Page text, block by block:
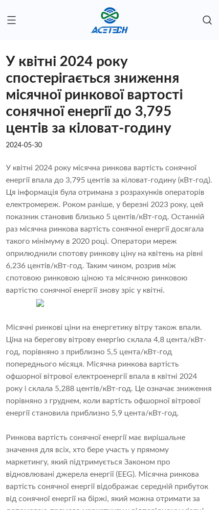
У квітні 2024 року
спостерігається зниження
місячної ринкової вартості
сонячної енергії до 3,795
центів за кіловат-годину
2024-05-30
У квітні 2024 року місячна ринкова вартість сонячної
енергії впала до 3,795 центів за кіловат-годину (кВт-год).
Ця інформація була отримана з розрахунків операторів
електромереж. Роком раніше, у березні 2023 року, цей
показник становив близько 5 центів/кВт-год. Останній
раз місячна ринкова вартість сонячної енергії досягала
такого мінімуму в 2020 році. Оператори мереж
оприлюднили спотову ринкову ціну на квітень на рівні
6,236 центів/кВт-год. Таким чином, розрив між
спотовою ринковою ціною та місячною ринковою
вартістю сонячної енергії знову зріс у квітні.
Місячні ринкові ціни на енергетику вітру також впали.
Ціна на берегову вітрову енергію склала 4,8 цента/кВт-
год, порівняно з приблизно 5,5 цента/кВт-год
попереднього місяця. Місячна ринкова вартість
офшорної вітрової електроенергії впала в квітні 2024
року і склала 5,288 центів/кВт-год. Це означає зниження
порівняно з груднем, коли вартість офшорної вітрової
енергії становила приблизно 5,9 цента/кВт-год.
Ринкова вартість сонячної енергії має вирішальне
значення для всіх, хто бере участь у прямому
маркетингу, який підтримується Законом про
відновлювані джерела енергії (EEG). Місячна ринкова
вартість сонячної енергії відображає середній прибуток
від сонячної енергії на біржі, який можна отримати за